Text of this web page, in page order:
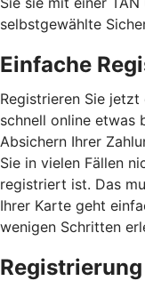
selbstgewählte
Einfache
Registrieren Sie
schnell online etwas
Absichern Ihrer
Sie in vielen Fällen
registriert ist. Das
Ihrer Karte geht
wenigen Schritten